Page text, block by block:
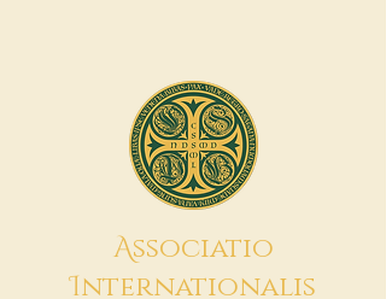
Associatio
Internationalis